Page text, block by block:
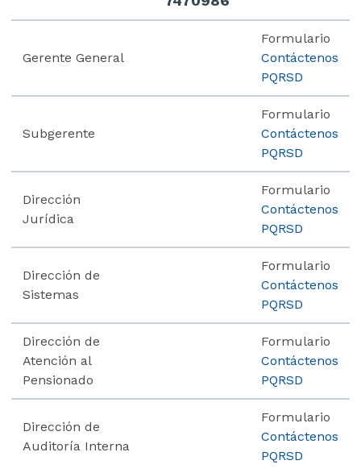
Gerente General
Formulario
Contáctenos
PQRSD
Subgerente
Formulario
Contáctenos
PQRSD
Dirección
Jurídica
Formulario
Contáctenos
PQRSD
Dirección de
Sistemas
Formulario
Contáctenos
PQRSD
Dirección de
Atención al
Pensionado
Formulario
Contáctenos
PQRSD
Dirección de
Auditoría Interna
Formulario
Contáctenos
PQRSD